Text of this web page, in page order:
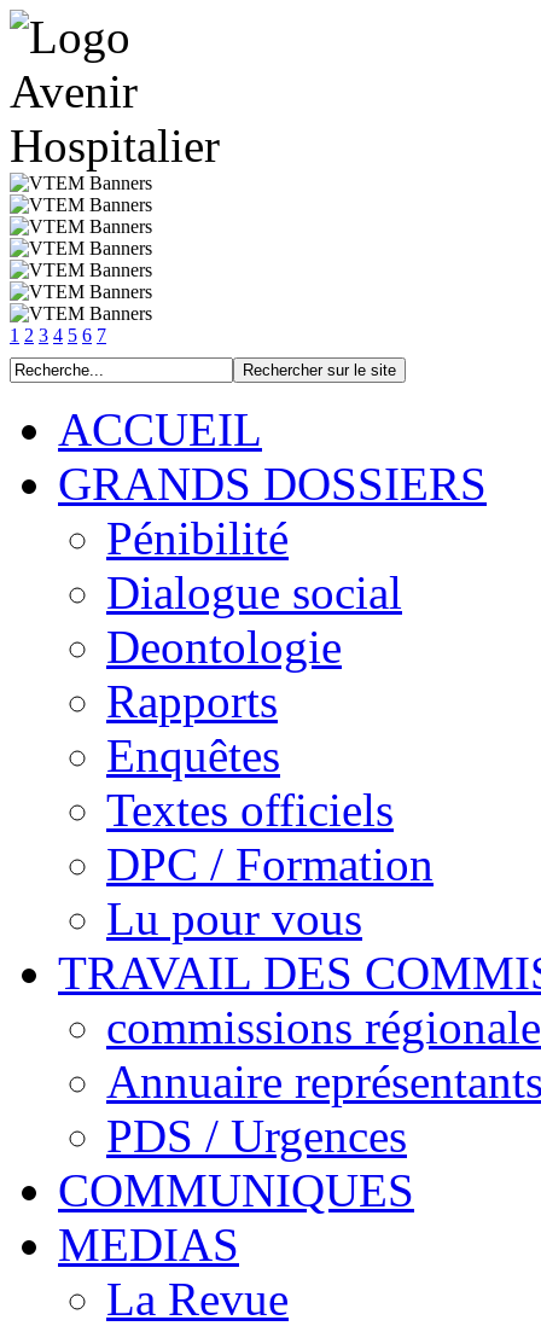
1 2 3 4 5 6 7
ACCUEIL
GRANDS DOSSIERS
Pénibilité
Dialogue social
Deontologie
Rapports
Enquêtes
Textes officiels
DPC / Formation
Lu pour vous
TRAVAIL DES
commissions
Annuaire
PDS / Urgences
COMMUNIQUES
MEDIAS
La Revue